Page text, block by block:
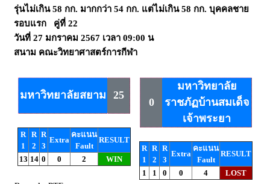
รุ่นไม่เกิน 58 กก. มากกว่า 54 กก. แต่ไม่เกิน 58 กก. บุคคลชาย
รอบแรก คู่ที่ 22
วันที่ 27 มกราคม 2567 เวลา 09:00 น
สนาม คณะวิทยาศาสตร์การกีฬา
มหาวิทยาลัยสยาม 25
R
1
R
2
R
3
Extra
คะแนน
Fault
RESULT
13 14 0 0 2 WIN
0
มหาวิทยาลัย
ราชภัฏบ้านสมเด็จ
เจ้าพระยา
R
1
R
2
R
3
Extra
คะแนน
Fault
RESULT
1 1 0 0 4 LOST